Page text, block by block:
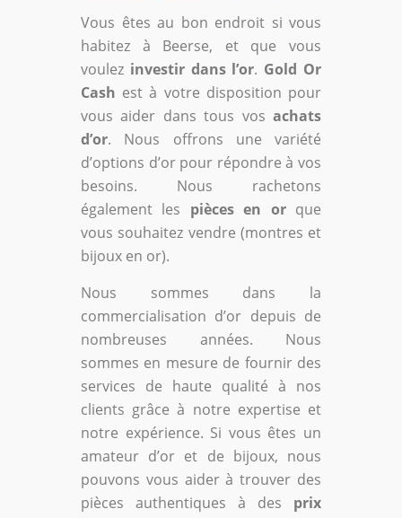
Vous êtes au bon endroit si vous
habitez à Beerse, et que vous
voulez investir dans l’or. Gold Or
Cash est à votre disposition pour
vous aider dans tous vos achats
d’or. Nous offrons une variété
d’options d’or pour répondre à vos
besoins. Nous rachetons
également les pièces en orque
vous souhaitez vendre (montres et
bijoux en or).
Nous sommes dans la
commercialisation d’or depuis de
nombreuses années. Nous
sommes en mesure de fournir des
services de haute qualité à nos
clients grâce à notre expertise et
notre expérience. Si vous êtes un
amateur d’or et de bijoux, nous
pouvons vous aider à trouver des
pièces authentiques à des prix